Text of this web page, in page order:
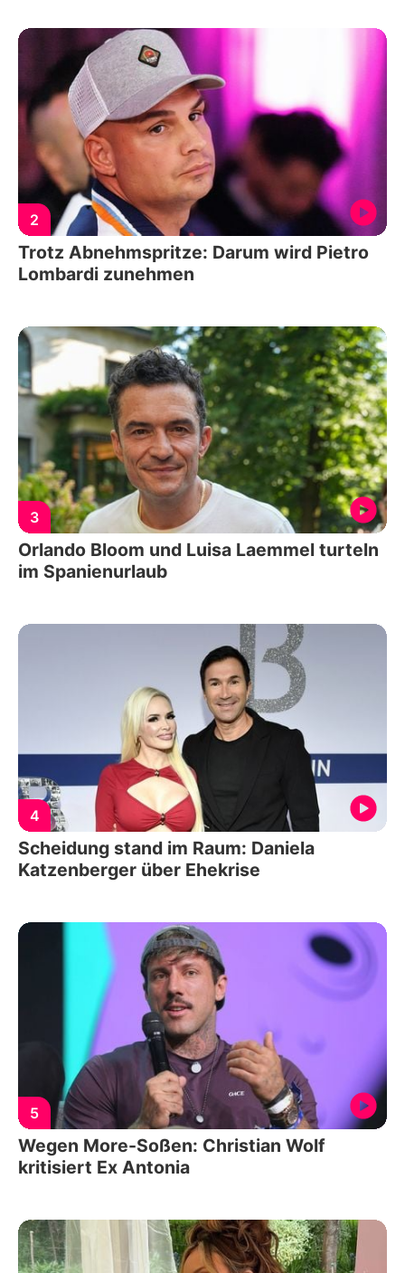
2
Trotz Abnehmspritze: Darum wird Pietro
Lombardi zunehmen
3
Orlando Bloom und Luisa Laemmel turteln
im Spanienurlaub
4
Scheidung stand im Raum: Daniela
Katzenberger über Ehekrise
5
Wegen More-Soßen: Christian Wolf
kritisiert Ex Antonia